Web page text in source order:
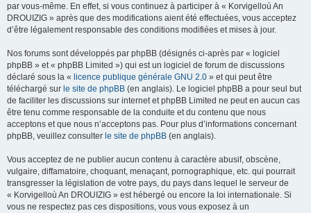
par vous-même. En effet, si vous continuez à participer à « Korvigelloù An
DROUIZIG » après que des modifications aient été effectuées, vous acceptez
d’être légalement responsable des conditions modifiées et mises à jour.
Nos forums sont développés par phpBB (désignés ci-après par « logiciel
phpBB » et « phpBB Limited ») qui est un logiciel de forum de discussions
déclaré sous la « licence publique générale GNU 2.0 » et qui peut être
téléchargé sur le site de phpBB (en anglais). Le logiciel phpBB a pour seul but
de faciliter les discussions sur internet et phpBB Limited ne peut en aucun cas
être tenu comme responsable de la conduite et du contenu que nous
acceptons et que nous n’acceptons pas. Pour plus d’informations concernant
phpBB, veuillez consulter le site de phpBB (en anglais).
Vous acceptez de ne publier aucun contenu à caractère abusif, obscène,
vulgaire, diffamatoire, choquant, menaçant, pornographique, etc. qui pourrait
transgresser la législation de votre pays, du pays dans lequel le serveur de
« Korvigelloù An DROUIZIG » est hébergé ou encore la loi internationale. Si
vous ne respectez pas ces dispositions, vous vous exposez à un